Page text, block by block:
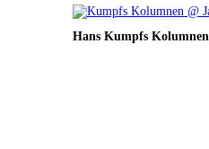
Hans Kumpfs Kolumnen